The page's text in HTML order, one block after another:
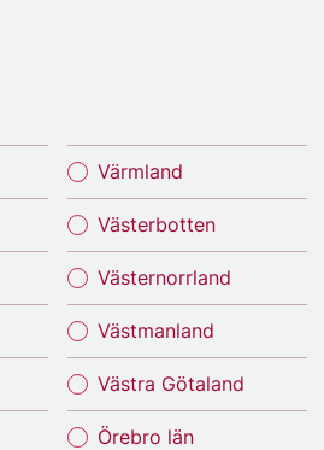
Värmland
Västerbotten
Västernorrland
Västmanland
Västra Götaland
Örebro län